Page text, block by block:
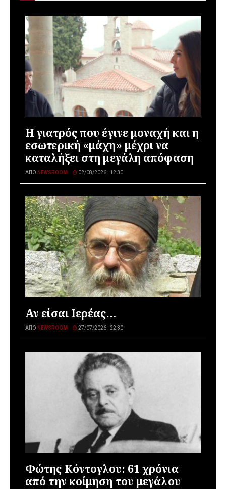
Η γιατρός που έγινε μοναχή και η
εσωτερική «μάχη» μέχρι να
καταλήξει στη μεγάλη απόφαση
ΑΠΌ NEWSROOM 02/08/2026 | 12:30
Αν είσαι Ιερέας…
ΑΠΌ NEWSROOM 27/07/2026 | 22:30
Φώτης Κόντογλου: 61 χρόνια
από την κοίμηση του μεγάλου